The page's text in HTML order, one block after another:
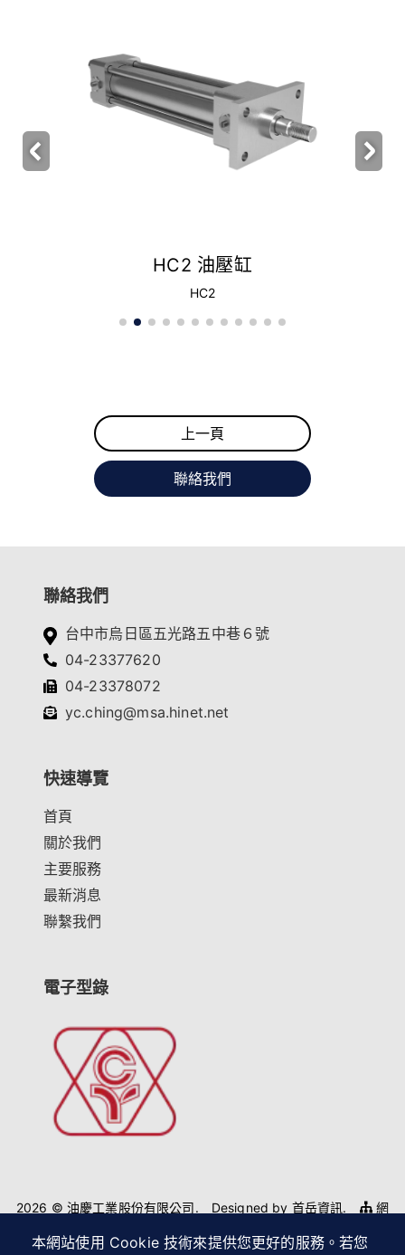
HC2 油壓缸
HC2
上一頁
聯絡我們
本網站使用 Cookie 技術來提供您更好的服務。若您
聯絡我們
台中市烏日區五光路五中巷６號
04-23377620
04-23378072
yc.ching@msa.hinet.net
快速導覽
首頁
關於我們
主要服務
最新消息
聯繫我們
電子型錄
2026 © 油慶工業股份有限公司. Designed by 首岳資訊.
網